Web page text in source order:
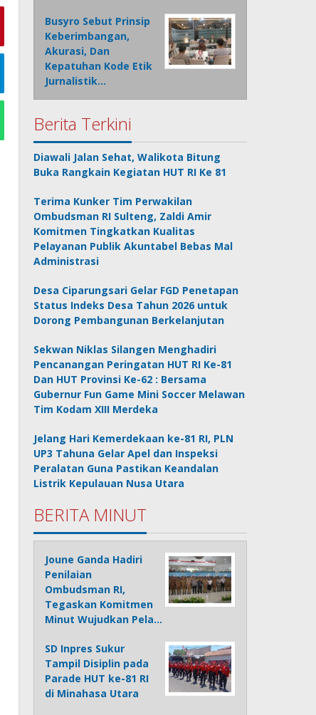
Busyro Sebut Prinsip
Keberimbangan,
Akurasi, Dan
Kepatuhan Kode Etik
Jurnalistik…
Berita Terkini
Diawali Jalan Sehat, Walikota Bitung
Buka Rangkain Kegiatan HUT RI Ke 81
Terima Kunker Tim Perwakilan
Ombudsman RI Sulteng, Zaldi Amir
Komitmen Tingkatkan Kualitas
Pelayanan Publik Akuntabel Bebas Mal
Administrasi
Desa Ciparungsari Gelar FGD Penetapan
Status Indeks Desa Tahun 2026 untuk
Dorong Pembangunan Berkelanjutan
Sekwan Niklas Silangen Menghadiri
Pencanangan Peringatan HUT RI Ke-81
Dan HUT Provinsi Ke-62 : Bersama
Gubernur Fun Game Mini Soccer Melawan
Tim Kodam XIII Merdeka
Jelang Hari Kemerdekaan ke-81 RI, PLN
UP3 Tahuna Gelar Apel dan Inspeksi
Peralatan Guna Pastikan Keandalan
Listrik Kepulauan Nusa Utara
BERITA MINUT
Joune Ganda Hadiri
Penilaian
Ombudsman RI,
Tegaskan Komitmen
Minut Wujudkan Pela…
SD Inpres Sukur
Tampil Disiplin pada
Parade HUT ke-81 RI
di Minahasa Utara